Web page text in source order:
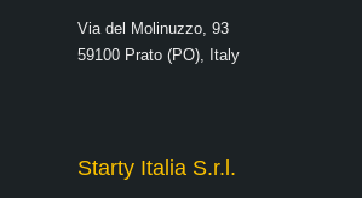
Via del Molinuzzo, 93
59100 Prato (PO), Italy
Starty Italia S.r.l.